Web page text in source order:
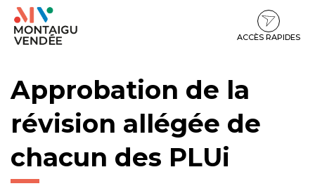
Gestion des traceurs
Aller
Aller
contenu
Aller
pied
ACCÈS RAPIDES
Approbation de la
révision allégée de
chacun des PLUi